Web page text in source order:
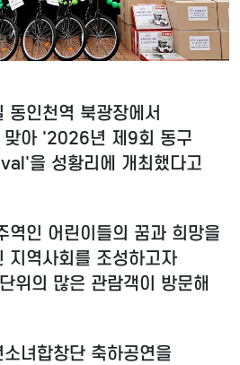
인천역 북광장에서
아 '2026년 제9회 동구
을 성황리에 개최했다고
역인 어린이들의 꿈과 희망을
지역사회를 조성하고자
위의 많은 관람객이 방문해
녀합창단 축하공연을